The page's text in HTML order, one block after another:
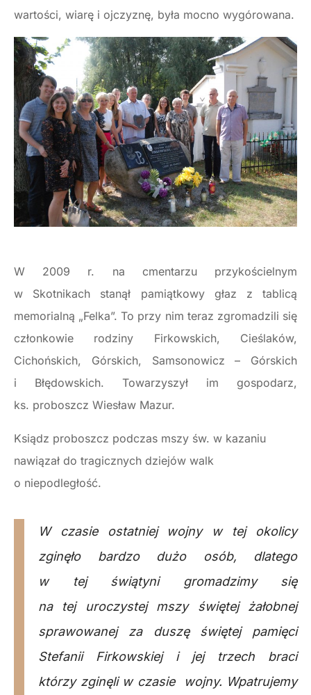
wartości, wiarę i ojczyznę, była mocno wygórowana.
W 2009 r. na cmentarzu przykościelnym
w Skotnikach stanął pamiątkowy głaz z tablicą
memorialną „Felka”. To przy nim teraz zgromadzili się
członkowie rodziny Firkowskich, Cieślaków,
Cichońskich, Górskich, Samsonowicz – Górskich
i Błędowskich. Towarzyszył im gospodarz,
ks. proboszcz Wiesław Mazur.
Ksiądz proboszcz podczas mszy św. w kazaniu
nawiązał do tragicznych dziejów walk
o niepodległość.
W czasie ostatniej wojny w tej okolicy
zginęło bardzo dużo osób, dlatego
w tej świątyni gromadzimy się
na tej uroczystej mszy świętej żałobnej
sprawowanej za duszę świętej pamięci
Stefanii Firkowskiej i jej trzech braci
którzy zginęli w czasie wojny. Wpatrujemy